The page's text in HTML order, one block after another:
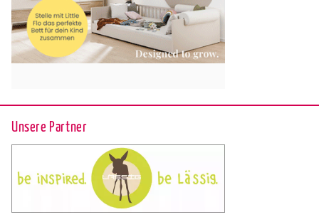
Unsere Partner